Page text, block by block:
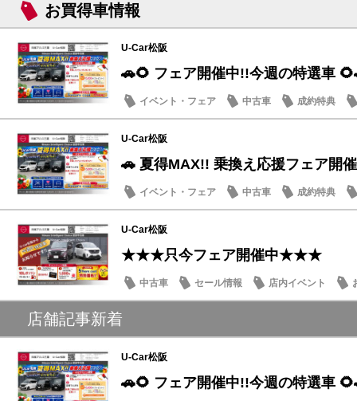
お買得車情報
U-Car松阪
🚗🌻 フェア開催中!!今週の特選車
イベント・フェア 中古車 成約特典
U-Car松阪
🚗 夏得MAX!! 乗換え応援フェア開
イベント・フェア 中古車 成約特典
U-Car松阪
★★★只今フェア開催中★★★
中古車 セール情報 店内イベント
店舗記事新着
U-Car松阪
🚗🌻 フェア開催中!!今週の特選車